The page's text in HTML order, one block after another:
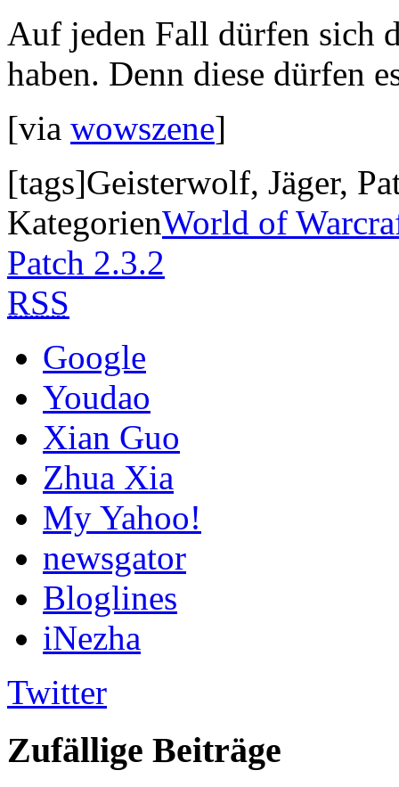
Auf jeden Fall dürfen sich
haben. Denn diese dürfen
[via wowszene]
[tags]Geisterwolf, Jäger,
KategorienWorld of
Patch 2.3.2
RSS
Google
Youdao
Xian Guo
Zhua Xia
My Yahoo!
newsgator
Bloglines
iNezha
Twitter
Zufällige Beiträge